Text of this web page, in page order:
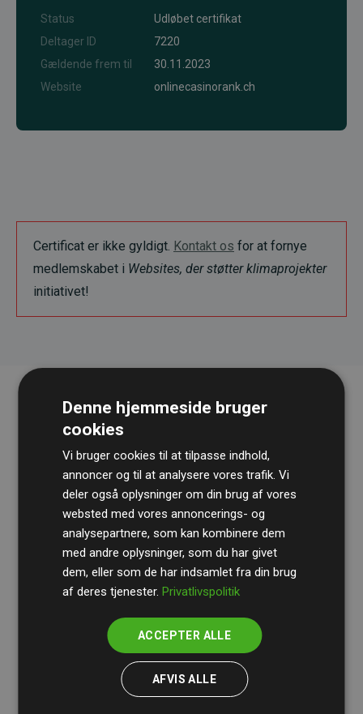
Status
Udløbet certifikat
Deltager ID
7220
Gældende frem til
30.11.2023
Website
onlinecasinorank.ch
Certificat er ikke gyldigt. Kontakt os for at fornye
medlemskabet i Websites, der støtter klimaprojekter
initiativet!
RevisionshusetBDOgennemgår løbende vores
beregninger og metode for at sikre gennemsigtighed
og pålidelighed.
Deres revision dokumenterer, at vores investeringer i
medlemmernes websites estimerede CO₂-
Denne hjemmeside bruger
cookies
Vi bruger cookies til at tilpasse indhold,
annoncer og til at analysere vores trafik. Vi
deler også oplysninger om din brug af vores
websted med vores annoncerings- og
analysepartnere, som kan kombinere dem
med andre oplysninger, som du har givet
dem, eller som de har indsamlet fra din brug
af deres tjenester.Privatlivspolitik
ACCEPTER ALLE
AFVIS ALLE